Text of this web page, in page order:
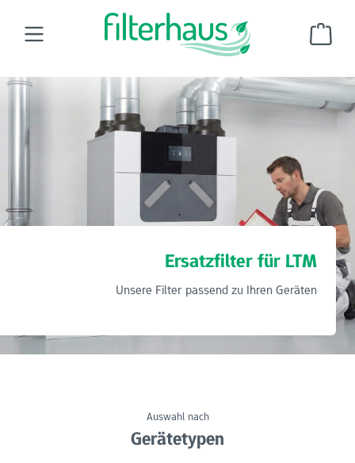
Zum Hauptinhalt springen
Wohnraumluftfilter Ersatzfilter für LTM
Ersatzfilter für LTM
Unsere Filter passend zu Ihren Geräten
Auswahl nach
Gerätetypen